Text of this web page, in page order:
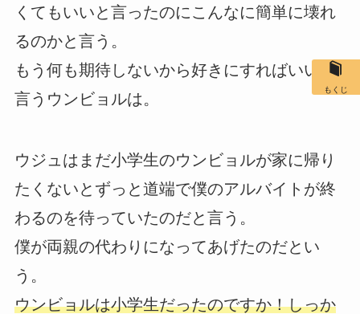
くてもいいと言ったのにこんなに簡単に壊れ
るのかと言う。
もう何も期待しないから好きにすればいいと
言うウンビョルは。
ウジュはまだ小学生のウンビョルが家に帰り
たくないとずっと道端で僕のアルバイトが終
わるのを待っていたのだと言う。
僕が両親の代わりになってあげたのだとい
う。
ウンビョルは小学生だったのですか！しっか
もくじ